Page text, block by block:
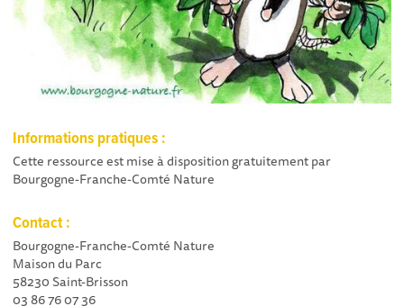
Informations pratiques :
Cette ressource est mise à disposition gratuitement par
Bourgogne-Franche-Comté Nature
Contact :
Bourgogne-Franche-Comté Nature
Maison du Parc
58230 Saint-Brisson
03 86 76 07 36